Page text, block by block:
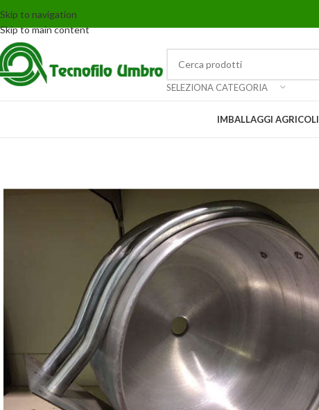
Skip to navigation
Skip to main content
SELEZIONA CATEGORIA
IMBALLAGGI AGRICOLI